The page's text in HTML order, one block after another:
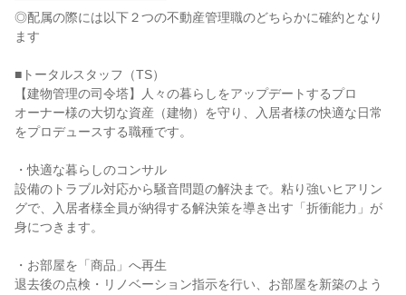
◎配属の際には以下２つの不動産管理職のどちらかに確約となり
ます
■トータルスタッフ（TS）
【建物管理の司令塔】人々の暮らしをアップデートするプロ
オーナー様の大切な資産（建物）を守り、入居者様の快適な日常
をプロデュースする職種です。
・快適な暮らしのコンサル
設備のトラブル対応から騒音問題の解決まで。粘り強いヒアリン
グで、入居者様全員が納得する解決策を導き出す「折衝能力」が
身につきます。
・お部屋を「商品」へ再生
退去後の点検・リノベーション指示を行い、お部屋を新築のよう